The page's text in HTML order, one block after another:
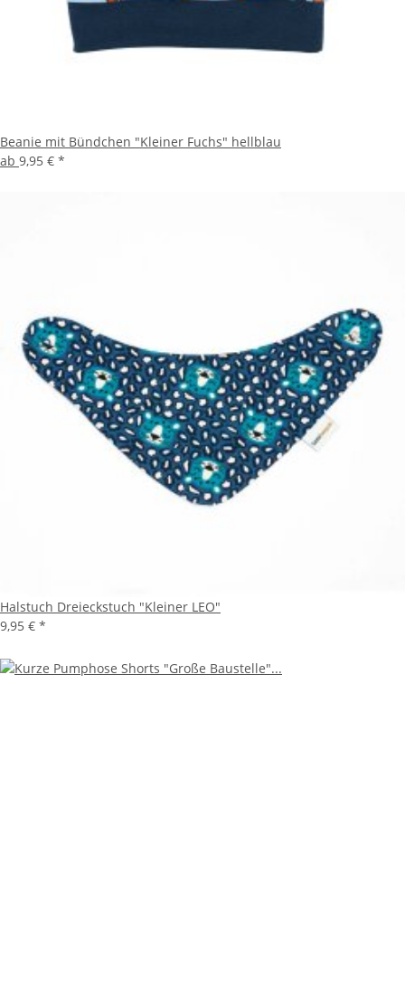
Beanie mit Bündchen "Kleiner Fuchs" hellblau
ab 9,95 € *
Halstuch Dreieckstuch "Kleiner LEO"
9,95 € *